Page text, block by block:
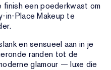
een poederkwast om
in-Place Makeup te
en sensueel aan in je
randen tot de
glamour — luxe die